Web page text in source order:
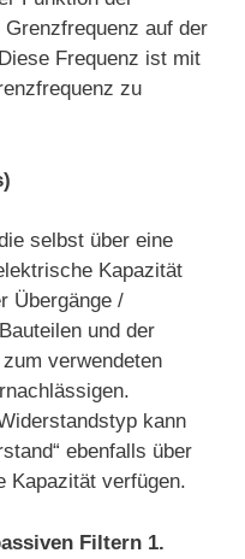
auf der
Frequenz ist mit
zu
selbst über eine
Kapazität
Übergänge /
und der
verwendeten
kann
ebenfalls über
Kapazität verfügen.
Filtern 1.